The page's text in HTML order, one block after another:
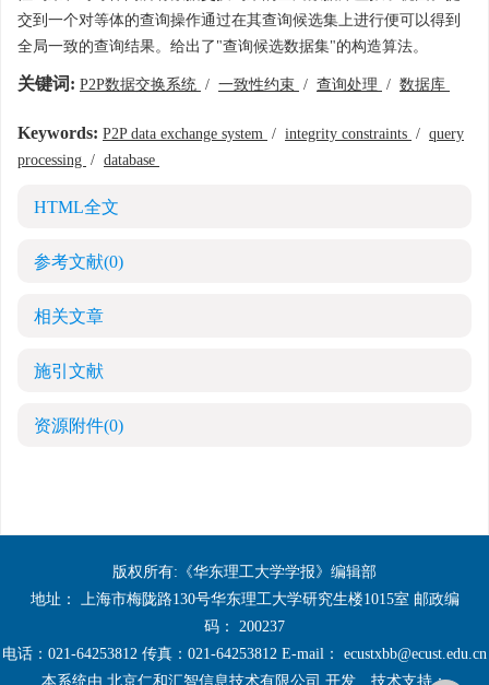
交到一个对等体的查询操作通过在其查询候选集上进行便可以得到
全局一致的查询结果。给出了"查询候选数据集"的构造算法。
关键词: P2P数据交换系统 / 一致性约束 / 查询处理 / 数据库
Keywords: P2P data exchange system / integrity constraints / query
processing / database
HTML全文
参考文献(0)
相关文章
施引文献
资源附件(0)
版权所有:《华东理工大学学报》编辑部
地址： 上海市梅陇路130号华东理工大学研究生楼1015室 邮政编
码： 200237
电话：021-64253812 传真：021-64253812 E-mail： ecustxbb@ecust.edu.cn
本系统由 北京仁和汇智信息技术有限公司 开发 技术支持：